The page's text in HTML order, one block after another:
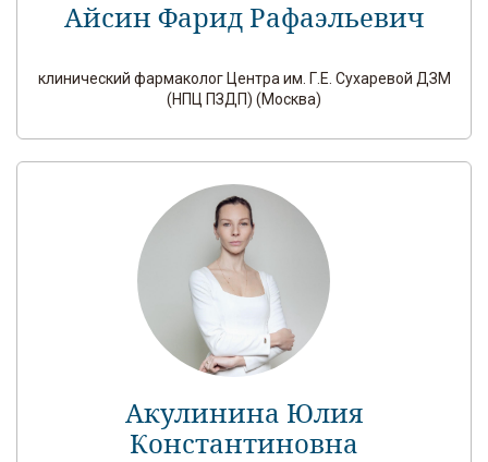
Айсин Фарид Рафаэльевич
клинический фармаколог Центра им. Г.Е. Сухаревой ДЗМ
(НПЦ ПЗДП) (Москва)
Акулинина Юлия
Константиновна